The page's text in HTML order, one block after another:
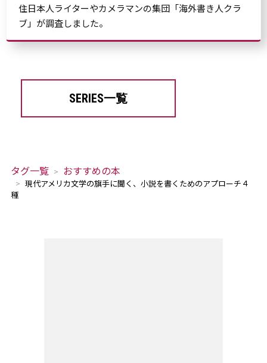
住日本人ライターやカメラマンの集団「海外書き人クラ
ブ」が調査しました。
SERIES一覧
タグ一覧 おすすめの本
現代アメリカ文学の旗手に聞く、小説を書くためのアプローチ４
種